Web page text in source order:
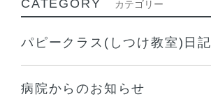
CATEGORY カテゴリー
パピークラス(しつけ教室)日記
病院からのお知らせ